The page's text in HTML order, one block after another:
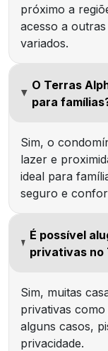
próximo a
acesso a
variados.
O Terras
para
Sim, o
lazer e
ideal para
seguro e
É possível
privativas no
Sim, muitas
privativas
alguns casos,
privacidade.